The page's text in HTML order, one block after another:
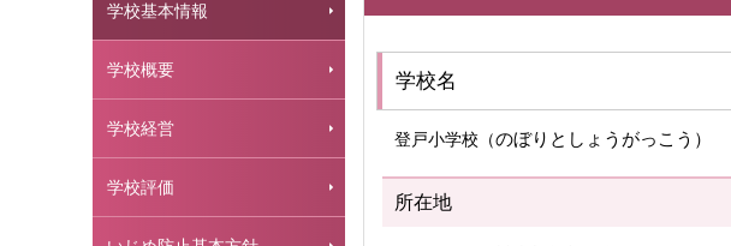
学校基本情報
学校概要
学校経営
学校評価
学校名
登戸小学校（のぼりとしょうがっこう）
所在地